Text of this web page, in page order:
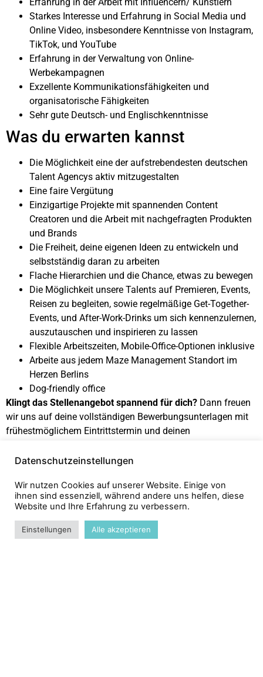
Starkes Interesse und Erfahrung in Social Media und
Online Video, insbesondere Kenntnisse von Instagram,
TikTok, und YouTube
Erfahrung in der Verwaltung von Online-
Werbekampagnen
Exzellente Kommunikationsfähigkeiten und
organisatorische Fähigkeiten
Sehr gute Deutsch- und Englischkenntnisse
Was du erwarten kannst
Die Möglichkeit eine der aufstrebendesten deutschen
Talent Agencys aktiv mitzugestalten
Eine faire Vergütung
Einzigartige Projekte mit spannenden Content
Creatoren und die Arbeit mit nachgefragten Produkten
und Brands
Die Freiheit, deine eigenen Ideen zu entwickeln und
selbstständig daran zu arbeiten
Flache Hierarchien und die Chance, etwas zu bewegen
Die Möglichkeit unsere Talents auf Premieren, Events,
Reisen zu begleiten, sowie regelmäßige Get-Together-
Events, und After-Work-Drinks um sich kennenzulernen,
auszutauschen und inspirieren zu lassen
Flexible Arbeitszeiten, Mobile-Office-Optionen inklusive
Arbeite aus jedem Maze Management Standort im
Herzen Berlins
Dog-friendly office
Klingt das Stellenangebot spannend für dich? Dann freuen
wir uns auf deine vollständigen Bewerbungsunterlagen mit
frühestmöglichem Eintrittstermin und deinen
Datenschutzeinstellungen
Wir nutzen Cookies auf unserer Website. Einige von
ihnen sind essenziell, während andere uns helfen, diese
Website und Ihre Erfahrung zu verbessern.
Einstellungen Alle akzeptieren